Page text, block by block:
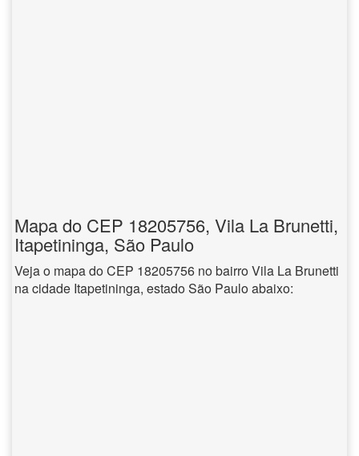
Mapa do CEP 18205756, Vila La Brunetti,
Itapetininga, São Paulo
Veja o mapa do CEP 18205756 no bairro Vila La Brunetti
na cidade Itapetininga, estado São Paulo abaixo: